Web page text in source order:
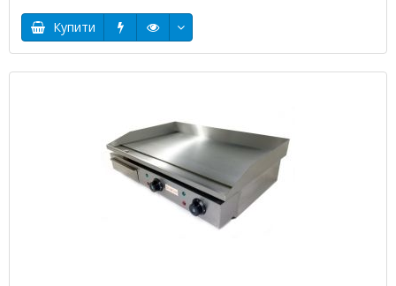
Купити